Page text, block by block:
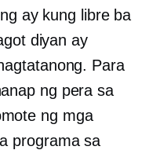
ay kung libre ba
diyan ay
Para
ng pera sa
ng mga
programa sa